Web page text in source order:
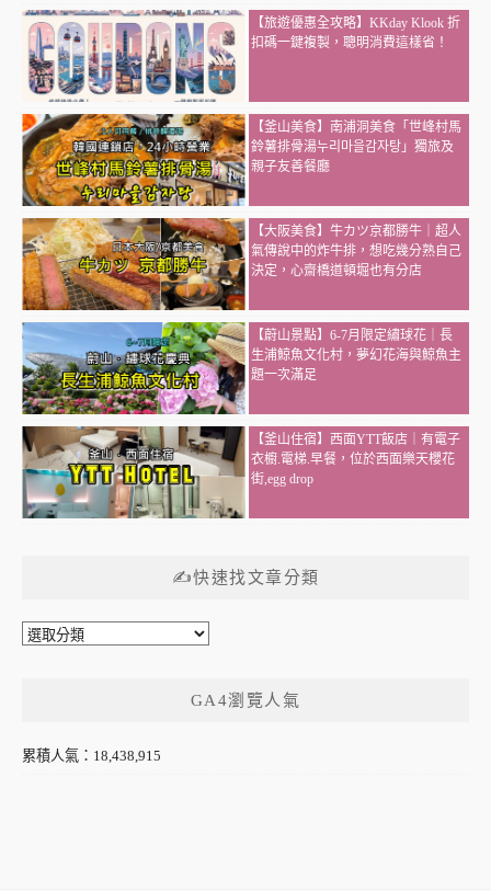
【旅遊優惠全攻略】KKday Klook 折
扣碼一鍵複製，聰明消費這樣省！
【釜山美食】南浦洞美食「世峰村馬
鈴薯排骨湯누리마을감자탕」獨旅及
親子友善餐廳
【大阪美食】牛カツ京都勝牛｜超人
氣傳說中的炸牛排，想吃幾分熟自己
決定，心齋橋道頓堀也有分店
【蔚山景點】6-7月限定繡球花｜長
生浦鯨魚文化村，夢幻花海與鯨魚主
題一次滿足
【釜山住宿】西面YTT飯店｜有電子
衣櫥.電梯.早餐，位於西面樂天櫻花
街,egg drop
✍快速找文章分類
✍
章
GA4瀏覽人氣
累積人氣：18,438,915